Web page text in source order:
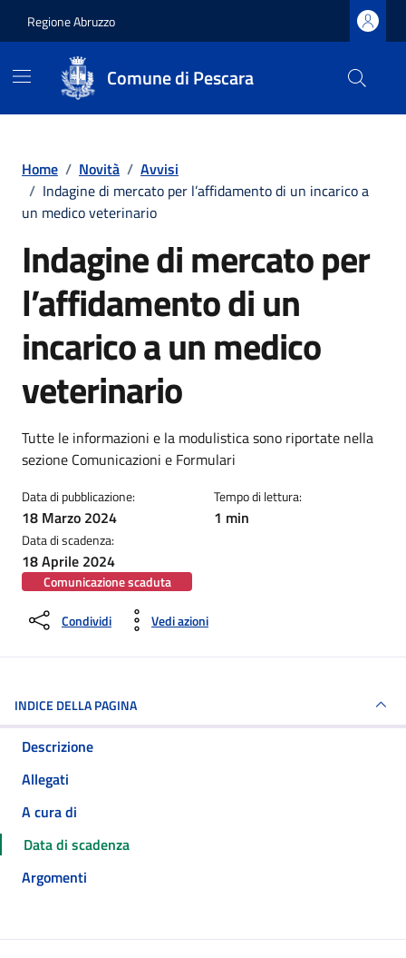
Regione Abruzzo
Comune di Pescara
Home / Novità / Avvisi
/ Indagine di mercato per l’affidamento di un incarico a
un medico veterinario
Indagine di mercato per
l’affidamento di un
incarico a un medico
veterinario
Dettagli della notizia
Tutte le informazioni e la modulistica sono riportate nella
sezione Comunicazioni e Formulari
Data di pubblicazione:
18 Marzo 2024
Data di scadenza:
18 Aprile 2024
Comunicazione scaduta
Tempo di lettura:
1 min
Condividi Vedi azioni
INDICE DELLA PAGINA
Descrizione
Allegati
A cura di
Data di scadenza
Argomenti